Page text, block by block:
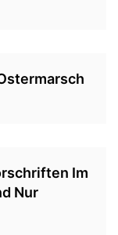
Im
Nur